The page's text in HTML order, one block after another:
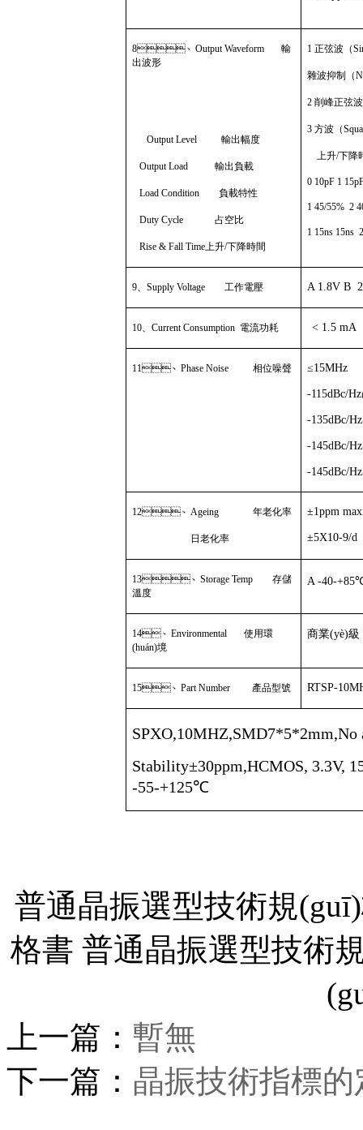
8、Output Waveform輸
出波形
Output Level輸出幅度
Output Load輸出負載
Load Condition 負載特性
Duty Cycle占空比
Rise & Fall Time 上升/下降時間
1正弦波（
雜波抑制（
2削峰正弦
3方波（
上升/下降
0 10pF 1
1 45/55% 2
1 15ns 15ns
9 、Supply Voltage 工作電壓 A 1.8V B
10 、Current Consumption 電流功耗 < 1.5 mA
11、Phase Noise相位噪聲
-115dBc/
-135dBc/
-145dBc/
-145dBc/
12、 Ageing年老化率
日老化率
±1ppm
±5X10-9/d
13、Storage Temp存儲
溫度
A -40-+85
14、Environmental使用環
(huán)境
商業(yè)
15、Part Number 產品型號 RTSP-
SPXO,10MHZ,SMD7*5*2mm,No
Stability±30ppm,HCMOS, 3.3V,
-55-+125℃
普通晶振選型技術規
格書 普通晶振選型技術
上一篇： 暫無
下一篇： 晶振技術指標的